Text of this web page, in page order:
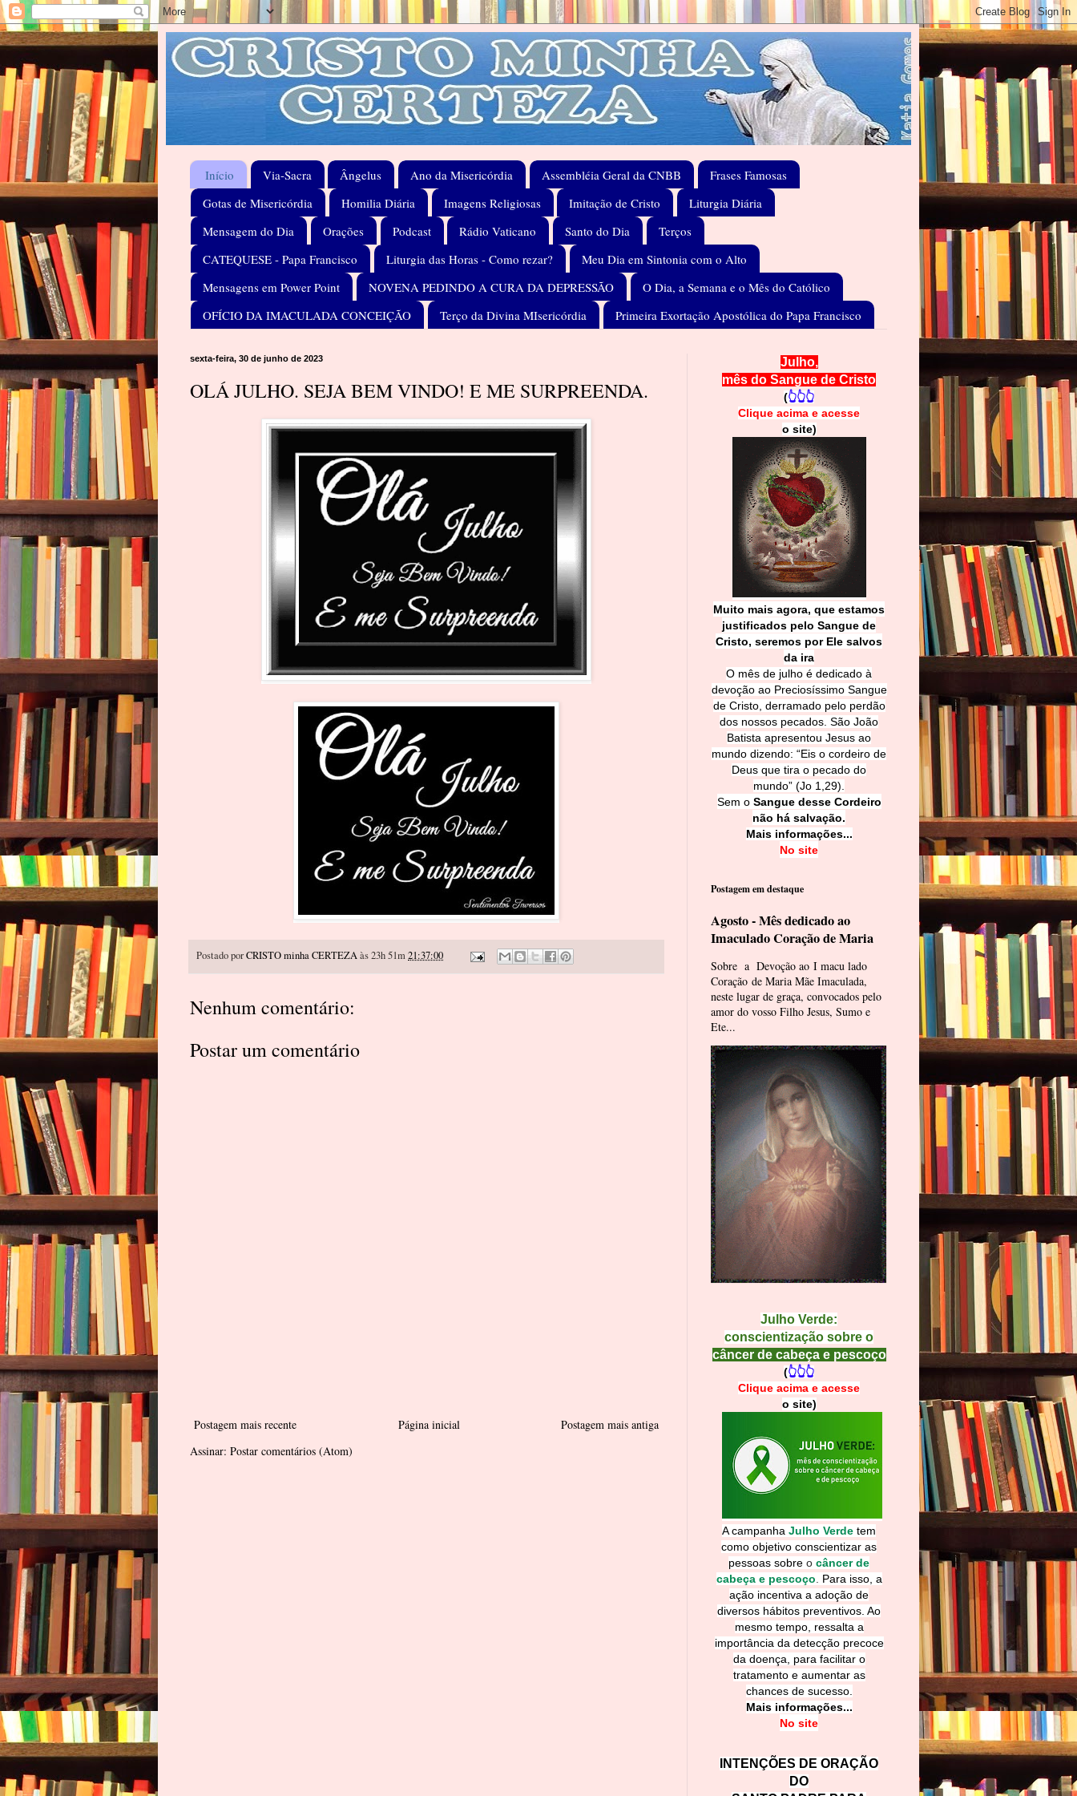
Início Via-Sacra Ângelus Ano da Misericórdia Assembléia Geral da CNBB
Frases Famosas
Gotas de Misericórdia
Homilia Diária Imagens Religiosas Imitação de Cristo
Liturgia Diária
Mensagem do Dia
Orações Podcast Rádio Vaticano Santo do Dia
Terços
CATEQUESE - Papa Francisco
Liturgia das Horas - Como rezar?
Meu Dia em Sintonia com o Alto
Mensagens em Power Point
NOVENA PEDINDO A CURA DA DEPRESSÃO
O Dia, a Semana e o Mês do Católico
OFÍCIO DA IMACULADA CONCEIÇÃO
Terço da Divina MIsericórdia Primeira Exortação Apostólica do Papa Francisco
sexta-feira, 30 de junho de 2023
OLÁ JULHO. SEJA BEM VINDO! E ME SURPREENDA.
Postado porCRISTO minha CERTEZAàs 23h 51m21:37:00
Nenhum comentário:
Postar um comentário
Postagem mais recente Postagem mais antiga
Página inicial
Assinar: Postar comentários (Atom)
Julho,
mês do Sangue de Cristo
(👆👆👆
Clique acima e acesse
o site)
Muito mais agora, que estamos
justificados pelo Sangue de
Cristo, seremos por Ele salvos
da ira
O mês de julho é dedicado à
devoção ao Preciosíssimo Sangue
de Cristo, derramado pelo perdão
dos nossos pecados. São João
Batista apresentou Jesus ao
mundo dizendo: “Eis o cordeiro de
Deus que tira o pecado do
mundo” (Jo 1,29).
Sem o Sangue desse Cordeiro
não há salvação.
Mais informações...
No site
Postagem em destaque
Agosto - Mês dedicado ao
Imaculado Coração de Maria
Sobre a Devoção ao I macu lado
Coração de Maria Mãe Imaculada,
neste lugar de graça, convocados pelo
amor do vosso Filho Jesus, Sumo e
Ete...
Julho Verde:
conscientização sobre o
câncer de cabeça e pescoço
(👆👆👆
Clique acima e acesse
o site)
A campanha Julho Verde tem
como objetivo conscientizar as
pessoas sobre o câncer de
cabeça e pescoço
Para isso, a
ação incentiva a adoção de
diversos hábitos preventivos. Ao
mesmo tempo, ressalta a
importância da detecção precoce
da doença, para facilitar o
tratamento e aumentar as
chances de sucesso.
Mais informações...
No site
INTENÇÕES DE ORAÇÃO
DO